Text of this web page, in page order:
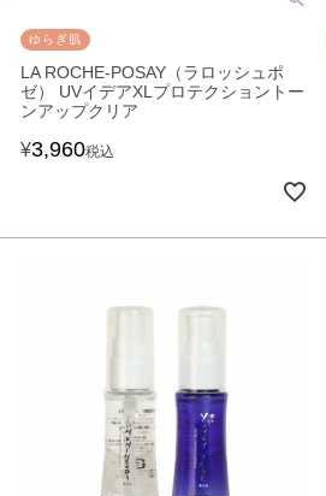
ゆらぎ肌
LA ROCHE-POSAY（ラロッシュポ
ゼ） UVイデアXLプロテクショントー
ンアップクリア
¥3,960税込